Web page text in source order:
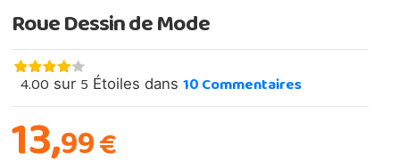
Roue Dessin de Mode
4.00 sur 5 Étoiles dans10Commentaires
99€